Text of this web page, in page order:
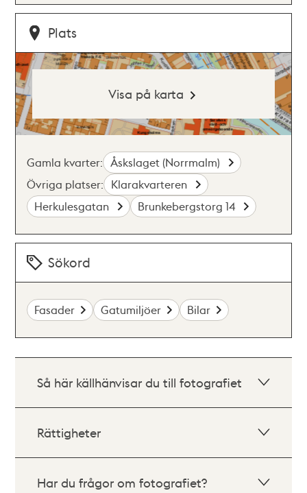
Plats
Visa på karta
Gamla kvarter: Åskslaget (Norrmalm)
Övriga platser: Klarakvarteren
Herkulesgatan
Brunkebergstorg 14
Sökord
Fasader Gatumiljöer Bilar
Så här källhänvisar du till fotografiet
Rättigheter
Har du frågor om fotografiet?